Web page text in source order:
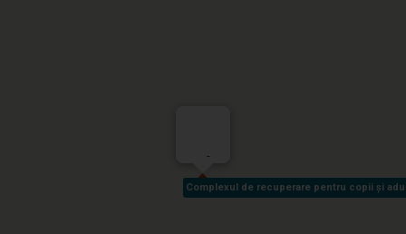
Complexul de recuperare pentru copii și
Complexul de recuperare pentru copii și
-